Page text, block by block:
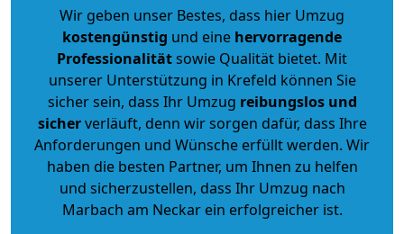
Wir geben unser Bestes, dass hier Umzug
kostengünstig und eine hervorragende
Professionalitätsowie Qualität bietet. Mit
unserer Unterstützung in Krefeld können Sie
sicher sein, dass Ihr Umzug reibungslos und
sicherverläuft, denn wir sorgen dafür, dass Ihre
Anforderungen und Wünsche erfüllt werden. Wir
haben die besten Partner, um Ihnen zu helfen
und sicherzustellen, dass Ihr Umzug nach
Marbach am Neckar ein erfolgreicher ist.